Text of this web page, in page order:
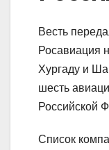
Весть
Росавиация
Хургаду и
шесть
Российской
Список